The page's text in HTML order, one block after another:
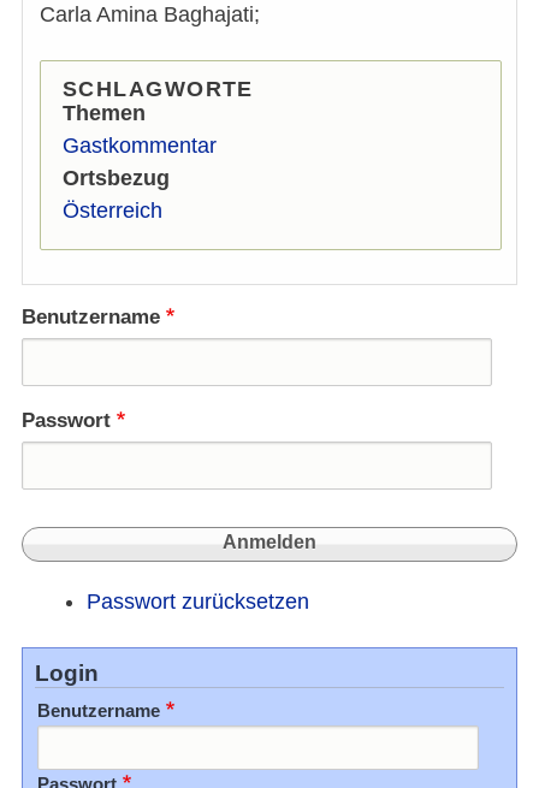
Carla Amina Baghajati;
SCHLAGWORTE
Themen
Gastkommentar
Ortsbezug
Österreich
Benutzername
Passwort
Passwort zurücksetzen
Login
Benutzername
Passwort